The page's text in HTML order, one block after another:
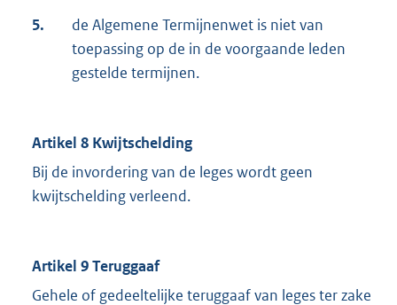
5.
de Algemene Termijnenwet is niet van
toepassing op de in de voorgaande leden
gestelde termijnen.
Artikel 8 Kwijtschelding
Bij de invordering van de leges wordt geen
kwijtschelding verleend.
Artikel 9 Teruggaaf
Gehele of gedeeltelijke teruggaaf van leges ter zake